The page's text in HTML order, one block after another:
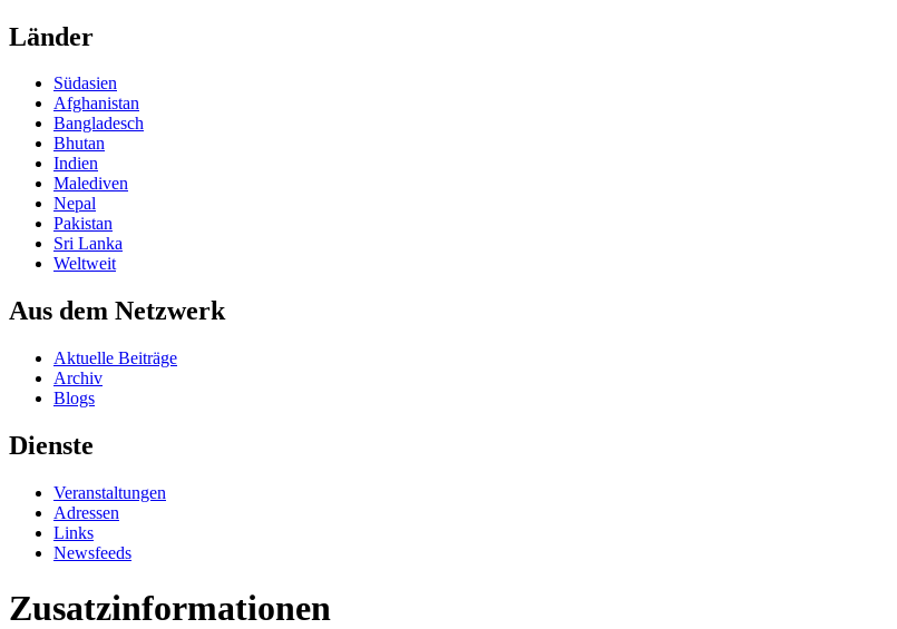
Länder
Südasien
Afghanistan
Bangladesch
Bhutan
Indien
Malediven
Nepal
Pakistan
Sri Lanka
Weltweit
Aus dem Netzwerk
Aktuelle Beiträge
Archiv
Blogs
Dienste
Veranstaltungen
Adressen
Links
Newsfeeds
Zusatzinformationen